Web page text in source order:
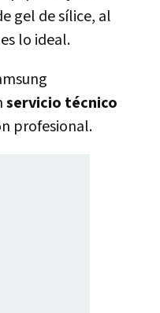
gel de sílice, al
lo ideal.
servicio técnico
profesional.